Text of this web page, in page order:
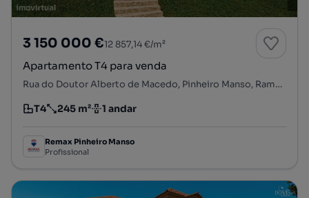
3 150 000 €12 857,14 €/m²
Apartamento T4 para venda
Rua do Doutor Alberto de Macedo, Pinheiro Manso, Ramalde, Porto, Porto
Tipologia
T4
Preço por metro quadrado
245 m²
Andar 1 andar
Remax Pinheiro Manso
Profissional